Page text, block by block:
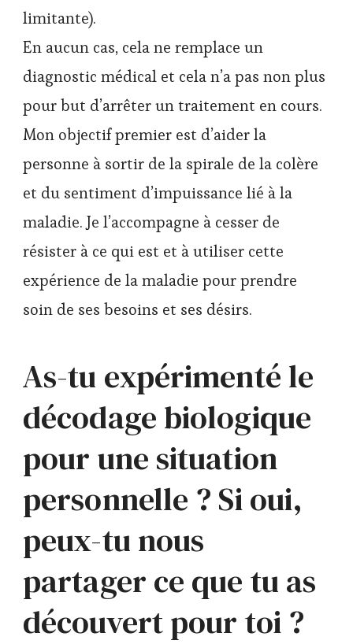
limitante).
En aucun cas, cela ne remplace un
diagnostic médical et cela n’a pas non plus
pour but d’arrêter un traitement en cours.
Mon objectif premier est d’aider la
personne à sortir de la spirale de la colère
et du sentiment d’impuissance lié à la
maladie. Je l’accompagne à cesser de
résister à ce qui est et à utiliser cette
expérience de la maladie pour prendre
soin de ses besoins et ses désirs.
As-tu expérimenté le
décodage biologique
pour une situation
personnelle ? Si oui,
peux-tu nous
partager ce que tu as
découvert pour toi ?